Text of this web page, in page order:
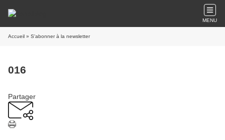
MENU
Accueil » S'abonner à la newsletter
016
Partager